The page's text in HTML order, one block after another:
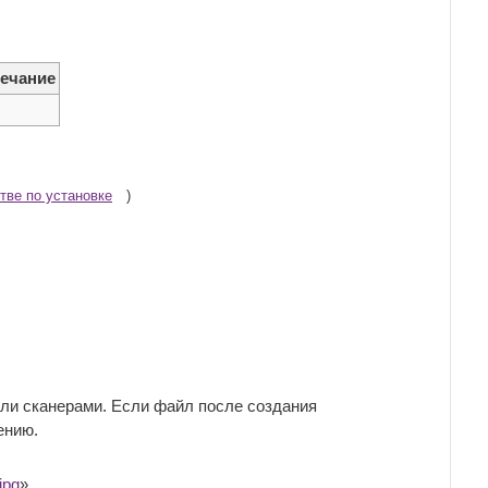
по установке )
сканерами. Если файл после создания